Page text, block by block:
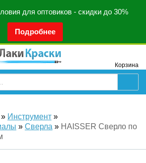
для оптовиков - скидки до 30%
Подробнее
Корзина
» Инструмент »
» Сверла » HAISSER Сверло по